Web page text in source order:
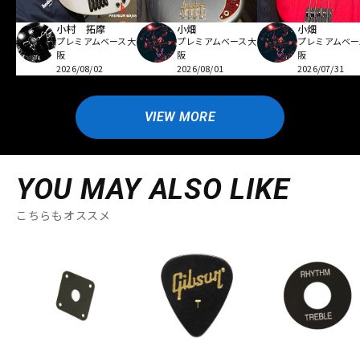
小村 拓摩
プレミアムベース大
阪
2026/08/02
小畑
プレミアムベース大
阪
2026/08/01
小畑
プレミアムベ
阪
2026/07/31
VIEW MORE
YOU MAY ALSO LIKE
こちらもオススメ